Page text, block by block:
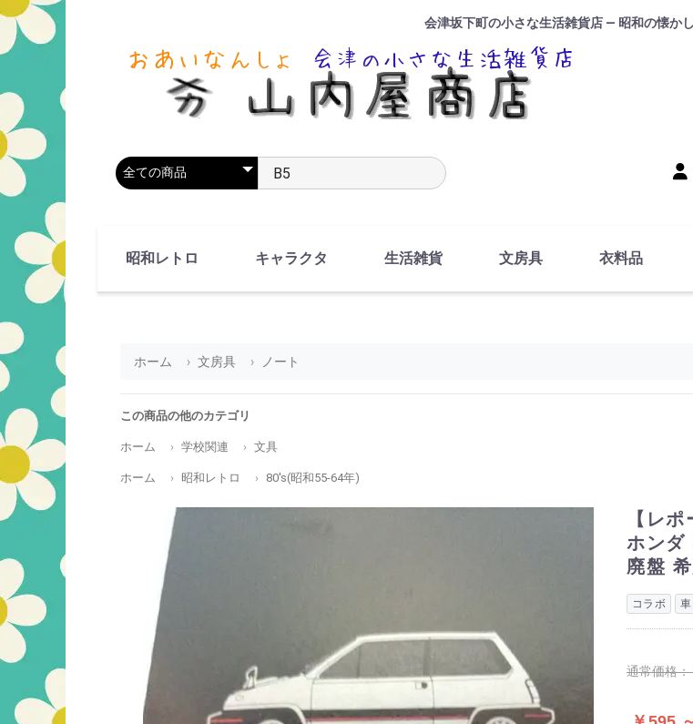
会津坂下町の小さな生活雑貨店 — 昭和の懐か
商品カテゴリを選択 商品名やキーワードを入力
昭和レトロ キャラクタ 生活雑貨 文房具 衣料品
ホーム 文房具 ノート
この商品の他のカテゴリ
ホーム 学校関連 文具
ホーム 昭和レトロ 80's(昭和55-64年)
【レ
ホンダ
廃盤
コラボ 車
通常価格：